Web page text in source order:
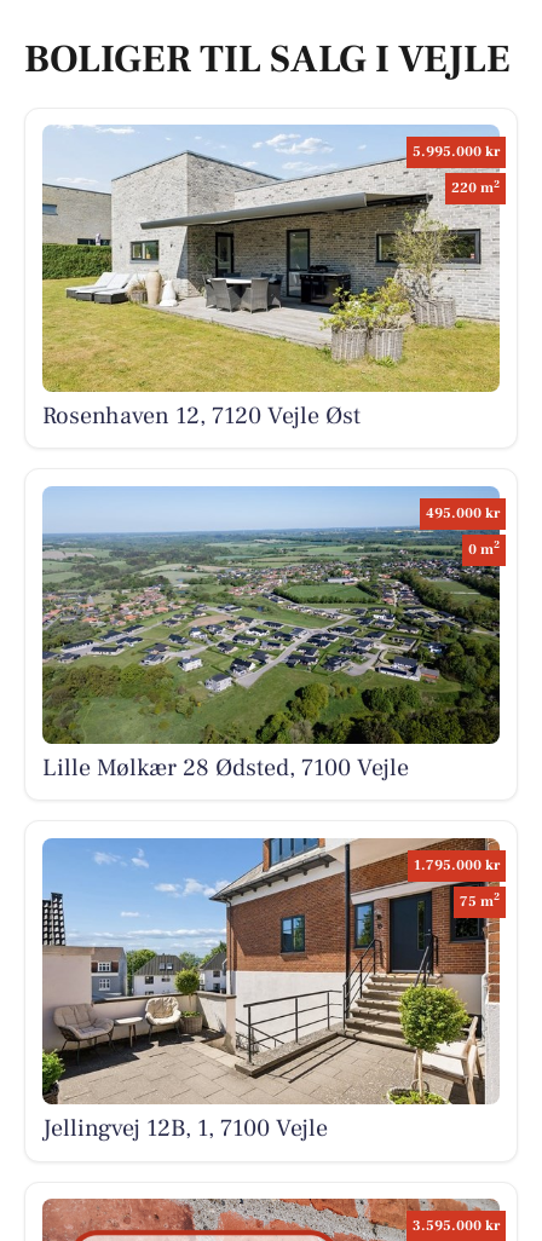
BOLIGER TIL SALG I VEJLE
5.995.000 kr
220 m2
Rosenhaven 12, 7120 Vejle Øst
495.000 kr
0 m2
Lille Mølkær 28 Ødsted, 7100 Vejle
1.795.000 kr
75 m2
Jellingvej 12B, 1, 7100 Vejle
3.595.000 kr